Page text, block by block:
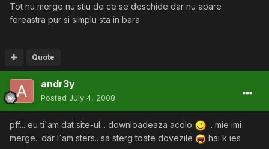
Tot nu merge nu stiu de ce se deschide dar nu apare
fereastra pur si simplu sta in bara
Quote
andr3y
Posted July 4, 2008
pff... eu ti`am dat site-ul... downloadeaza acolo
.. mie imi
merge.. dar l`am sters.. sa sterg toate dovezile
hai k ies